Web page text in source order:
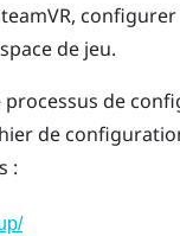
,
de jeu.
de
de
: